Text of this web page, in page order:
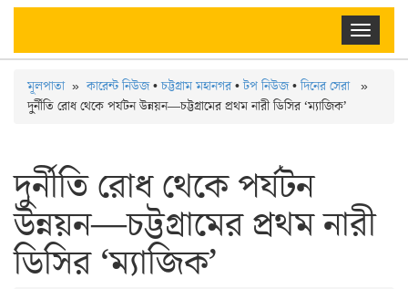
Toggle
navigation
মূলপাতা»কারেন্ট নিউজ•চট্টগ্রাম মহানগর•টপ নিউজ• দিনের সেরা»
দুর্নীতি রোধ থেকে পর্যটন উন্নয়ন—চট্টগ্রামের প্রথম নারী ডিসির ‘ম্যাজিক’
দুর্নীতি রোধ থেকে পর্যটন
উন্নয়ন—চট্টগ্রামের প্রথম নারী
ডিসির ‘ম্যাজিক’